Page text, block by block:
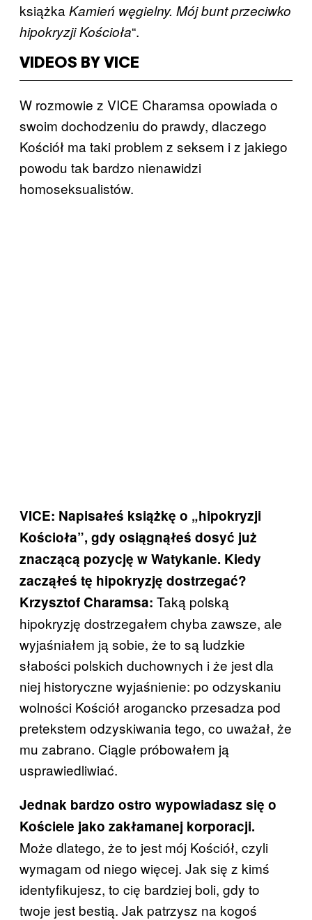
książka Kamień węgielny. Mój bunt przeciwko
hipokryzji Kościoła“.
VIDEOS BY VICE
W rozmowie z VICE Charamsa opowiada o
swoim dochodzeniu do prawdy, dlaczego
Kościół ma taki problem z seksem i z jakiego
powodu tak bardzo nienawidzi
homoseksualistów.
VICE: Napisałeś książkę o „hipokryzji
Kościoła”, gdy osiągnąłeś dosyć już
znaczącą pozycję w Watykanie. Kiedy
zacząłeś tę hipokryzję dostrzegać?
Krzysztof Charamsa: Taką polską
hipokryzję dostrzegałem chyba zawsze, ale
wyjaśniałem ją sobie, że to są ludzkie
słabości polskich duchownych i że jest dla
niej historyczne wyjaśnienie: po odzyskaniu
wolności Kościół arogancko przesadza pod
pretekstem odzyskiwania tego, co uważał, że
mu zabrano. Ciągle próbowałem ją
usprawiedliwiać.
Jednak bardzo ostro wypowiadasz się o
Kościele jako zakłamanej korporacji.
Może dlatego, że to jest mój Kościół, czyli
wymagam od niego więcej. Jak się z kimś
identyfikujesz, to cię bardziej boli, gdy to
twoje jest bestią. Jak patrzysz na kogoś